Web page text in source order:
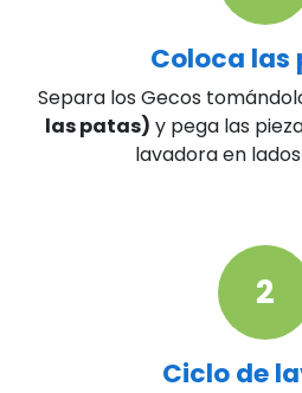
Coloca las
Separa los Gecos
las patas) y pega las
lavadora en
2
Ciclo de